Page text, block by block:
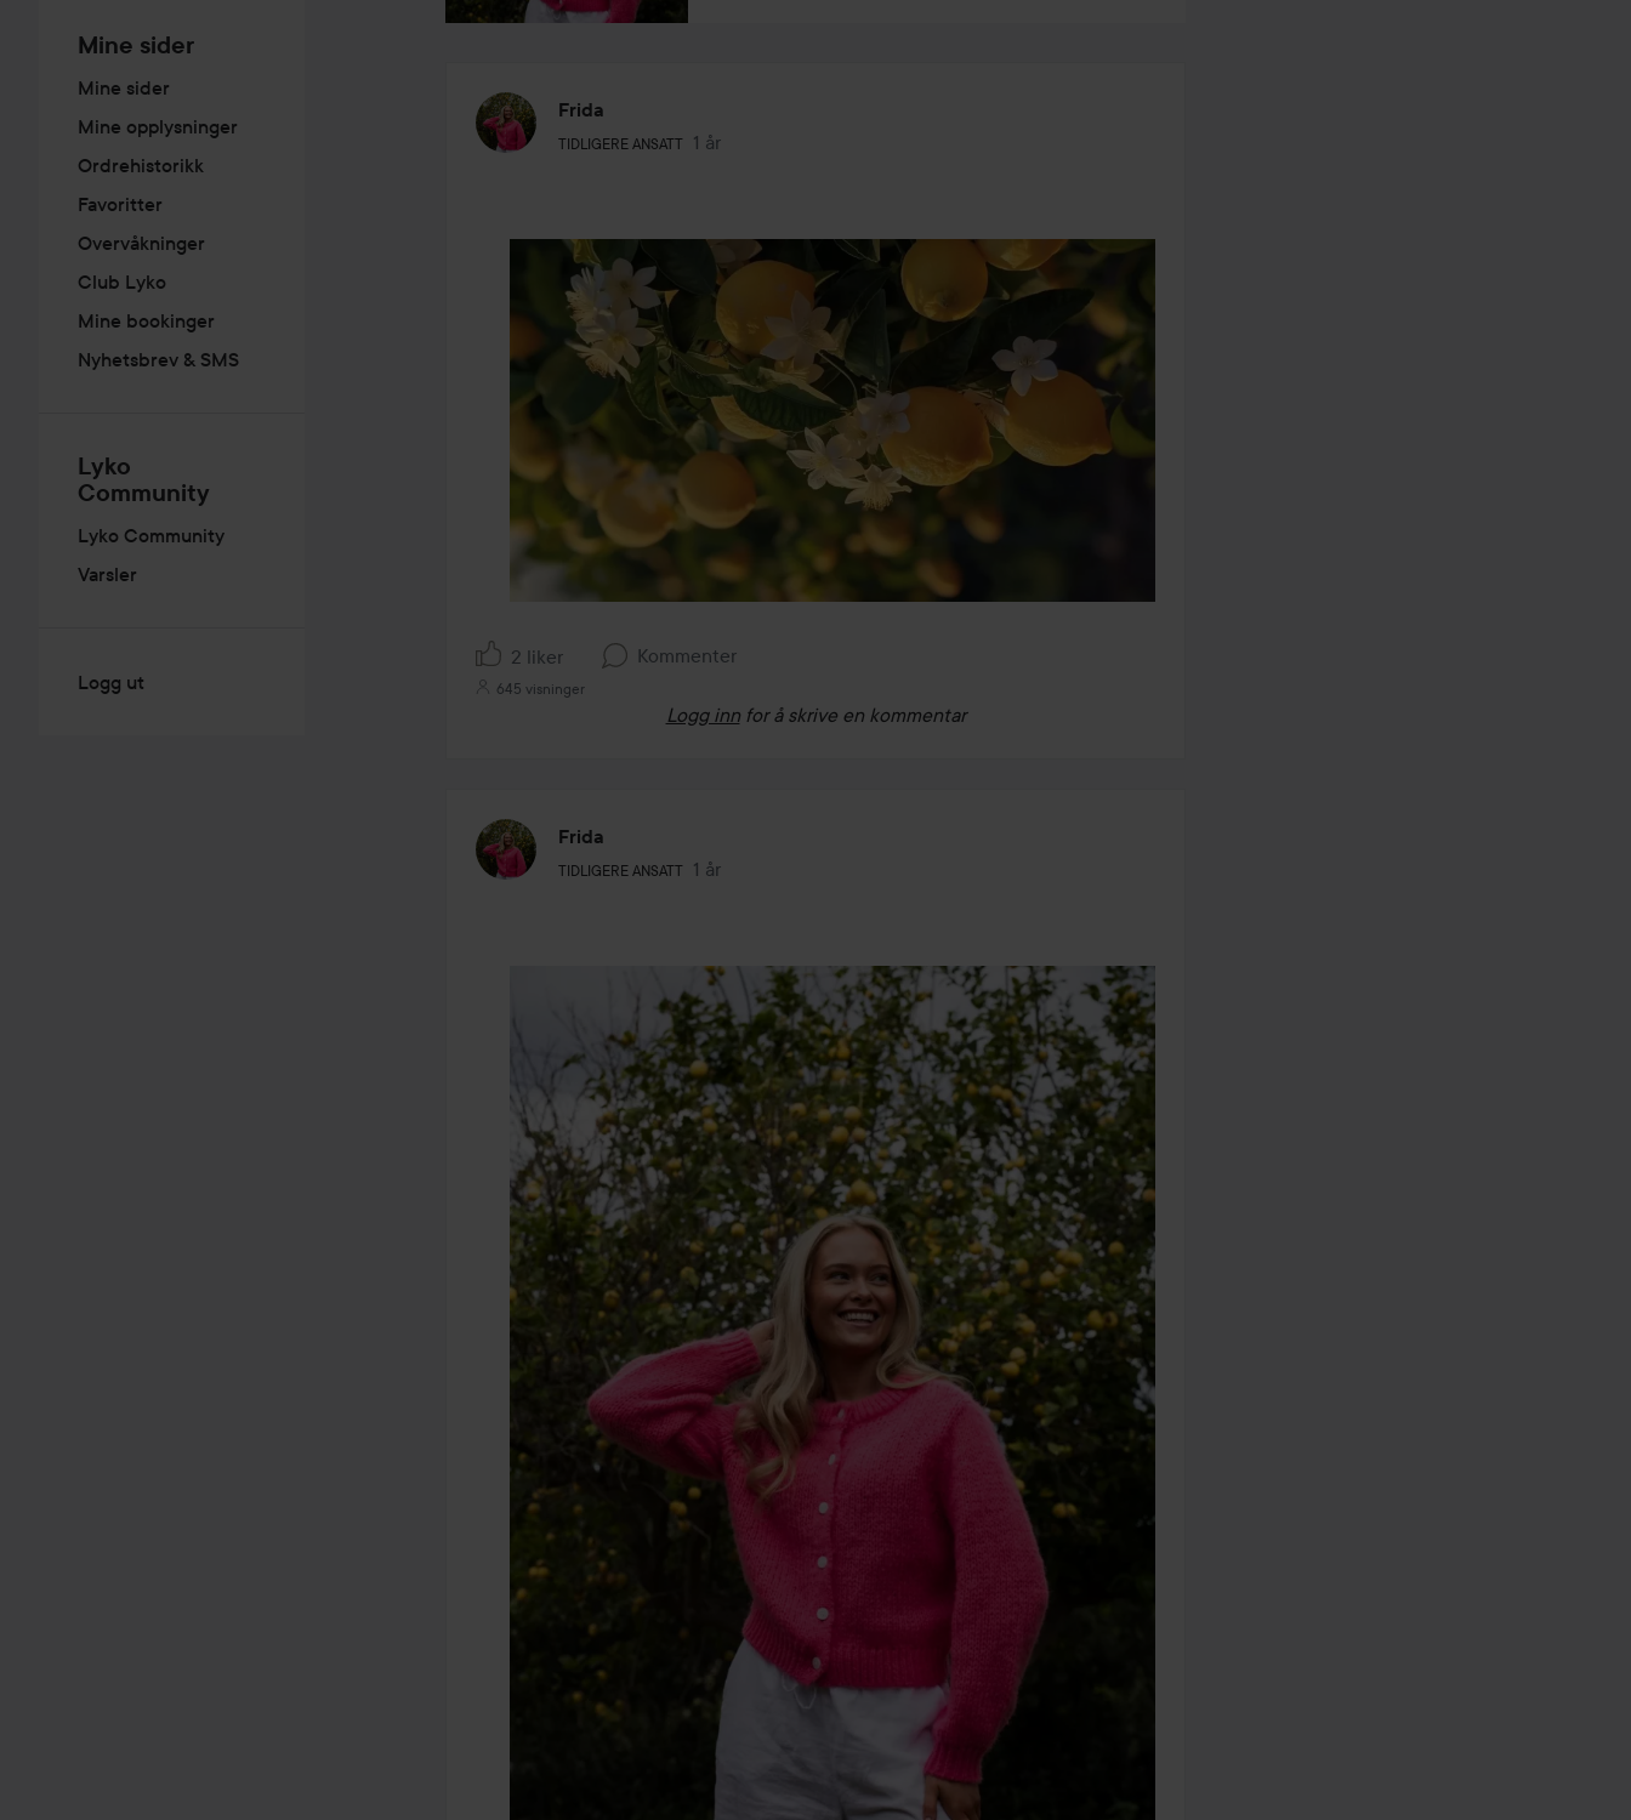
Mine sider
Mine sider
Mine opplysninger
Ordrehistorikk
Favoritter
Overvåkninger
Club Lyko
Mine bookinger
Nyhetsbrev & SMS
Lyko
Community
Lyko Community
Varsler
Logg ut
Frida
TIDLIGERE ANSATT
Brukerens rolle: Tidligere ansatt.
1 år
Innlegget ble opprettet 1 år
2 liker Kommenter
645 visninger
Logg inn for å skrive en kommentar
Frida
TIDLIGERE ANSATT
Brukerens rolle: Tidligere ansatt.
1 år
Innlegget ble opprettet 1 år